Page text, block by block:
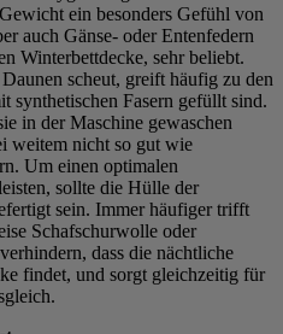
ein besonders Gefühl von
auch Gänse- oder Entenfedern
Winterbettdecke, sehr beliebt.
scheut, greift häufig zu den
synthetischen Fasern gefüllt sind.
in der Maschine gewaschen
weitem nicht so gut wie
Um einen optimalen
sollte die Hülle der
sein. Immer häufiger trifft
Schafschurwolle oder
dass die nächtliche
findet, und sorgt gleichzeitig für